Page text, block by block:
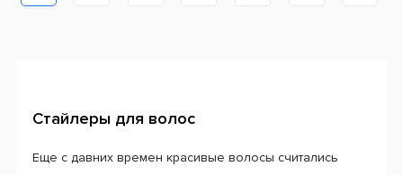
Стайлеры для волос
Еще с давних времен красивые волосы считались